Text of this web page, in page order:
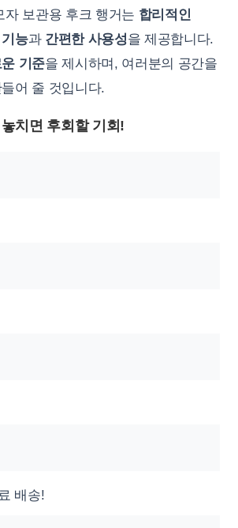
자 보관용 후크 행거는 합리적인
능과 간편한 사용성을 제공합니다.
기준을 제시하며, 여러분의 공간을
어 줄 것입니다.
치면 후회할 기회!
배송!